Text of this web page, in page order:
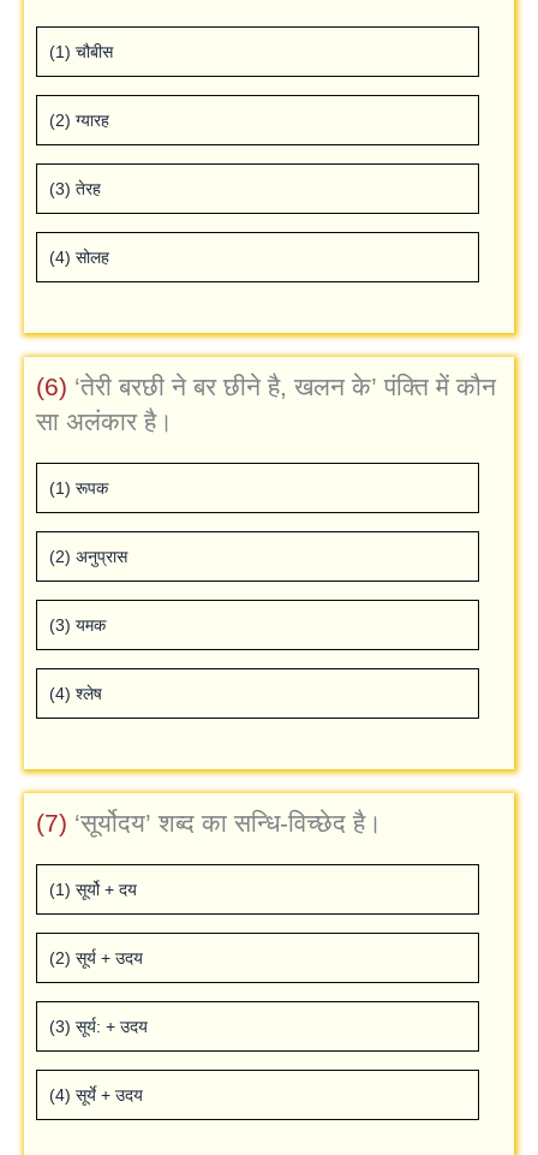
(1) चौबीस
(2) ग्‍यारह
(3) तेरह
(4) सोलह
(6) ‘तेरी बरछी ने बर छीने है, खलन के’ पंक्ति में कौन
सा अलंकार है।
(1) रूपक
(2) अनुप्रास
(3) यमक
(4) श्‍लेष
(7) ‘सूर्योदय’ शब्‍द का सन्धि-विच्‍छेद है।
(1) सूर्यो + दय
(2) सूर्य + उदय
(3) सूर्य: + उदय
(4) सूर्ये + उदय